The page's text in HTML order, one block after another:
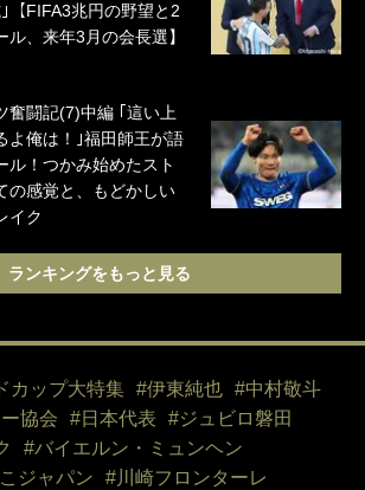
【FIFA3兆円の野望と2
ル、来年3月の会長選】
奮闘記(7)中編 ｢這い上
よ俺は！｣福田師王が語
ル！つかみ始めたスト
の感覚と、もどかしい
イク
ランキングをもっと見る
カップ大特集 #伊東純也
#中村敬斗
協会
#日本代表
#ジュビロ磐田
#バイエルン・ミュンヘン
ジャパン
#川崎フロンターレ